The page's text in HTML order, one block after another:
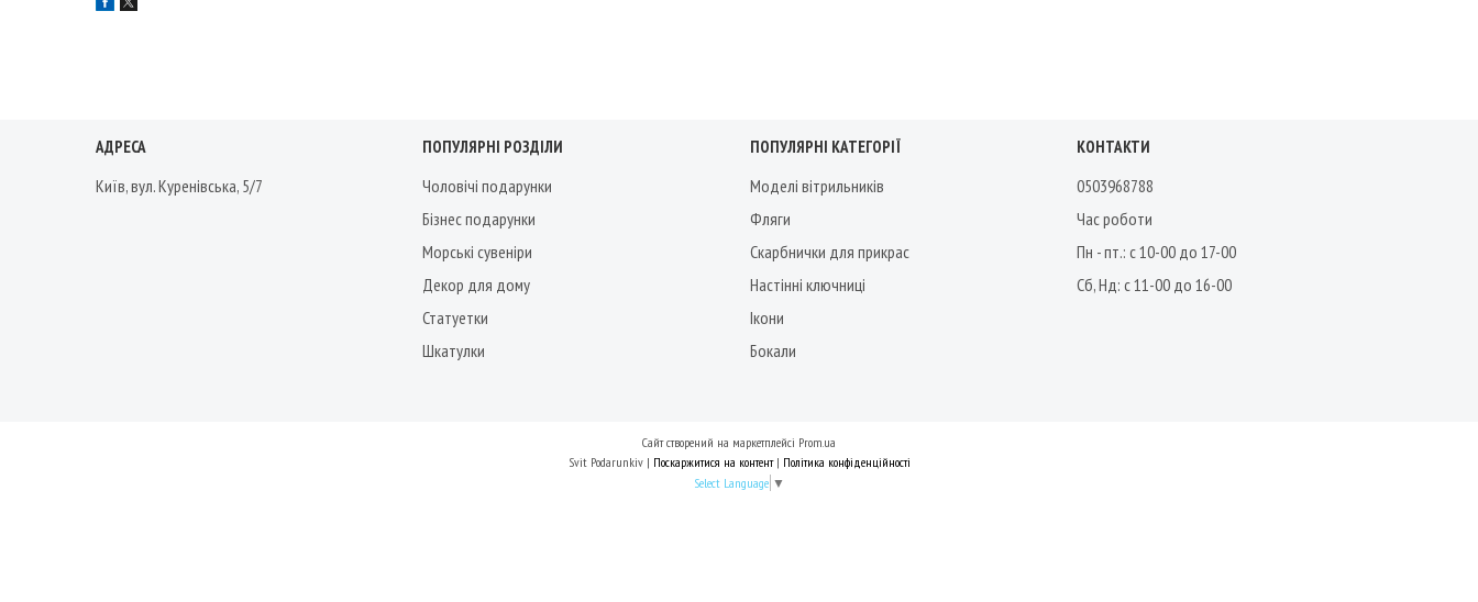
АДРЕСА
Київ, вул. Куренівська, 5/7
ПОПУЛЯРНІ РОЗДІЛИ
Чоловічі подарунки
Бізнес подарунки
Морські сувеніри
Декор для дому
Статуетки
Шкатулки
ПОПУЛЯРНІ КАТЕГОРІЇ
Моделі вітрильників
Фляги
Скарбнички для прикрас
Настінні ключниці
Ікони
Бокали
КОНТАКТИ
0503968788
Час роботи
Пн - пт.: с 10-00 до 17-00
Сб, Нд: с 11-00 до 16-00
Сайт створений на маркетплейсі Prom.ua
Svit Podarunkiv | Поскаржитися на контент | Політика конфіденційності
Select Language ▼